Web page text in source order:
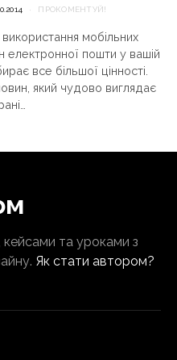
ПРОКОМЕНТУЙ!
мобільних
електронної пошти у вашій
все більшої цінності.
який чудово виглядає
кейсами та уроками з
Як стати автором?